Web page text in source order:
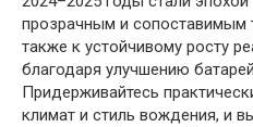
прозрачным и сопоставимым
также к устойчивому росту
благодаря улучшению
Придерживайтесь
климат и стиль вождения, и